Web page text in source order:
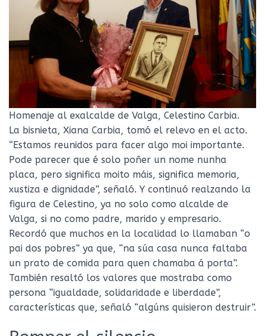
Homenaje al exalcalde de Valga, Celestino Carbia.
La bisnieta, Xiana Carbia, tomó el relevo en el acto.
“Estamos reunidos para facer algo moi importante.
Pode parecer que é solo poñer un nome nunha
placa, pero significa moito máis, significa memoria,
xustiza e dignidade”, señaló. Y continuó realzando la
figura de Celestino, ya no solo como alcalde de
Valga, si no como padre, marido y empresario.
Recordó que muchos en la localidad lo llamaban “o
pai dos pobres” ya que, “na súa casa nunca faltaba
un prato de comida para quen chamaba á porta”.
También resaltó los valores que mostraba como
persona “igualdade, solidaridade e liberdade”,
características que, señaló “algúns quisieron destruir”.